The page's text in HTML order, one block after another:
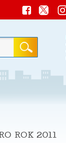
rok 2011